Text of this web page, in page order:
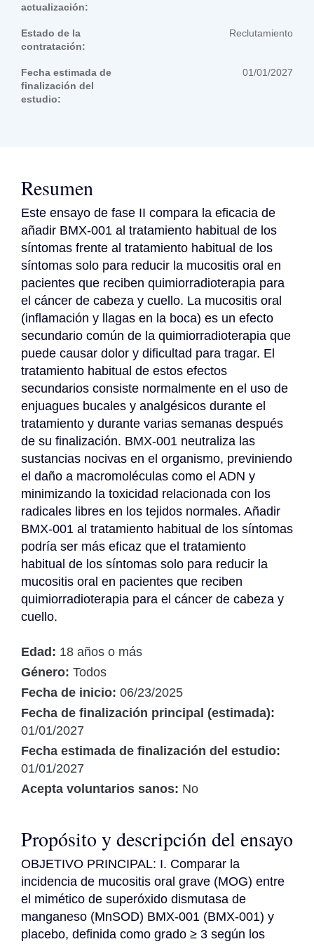
actualización:
Estado de la
contratación:
Reclutamiento
Fecha estimada de
finalización del
estudio:
01/01/2027
Resumen
Este ensayo de fase II compara la eficacia de
añadir BMX-001 al tratamiento habitual de los
síntomas frente al tratamiento habitual de los
síntomas solo para reducir la mucositis oral en
pacientes que reciben quimiorradioterapia para
el cáncer de cabeza y cuello. La mucositis oral
(inflamación y llagas en la boca) es un efecto
secundario común de la quimiorradioterapia que
puede causar dolor y dificultad para tragar. El
tratamiento habitual de estos efectos
secundarios consiste normalmente en el uso de
enjuagues bucales y analgésicos durante el
tratamiento y durante varias semanas después
de su finalización. BMX-001 neutraliza las
sustancias nocivas en el organismo, previniendo
el daño a macromoléculas como el ADN y
minimizando la toxicidad relacionada con los
radicales libres en los tejidos normales. Añadir
BMX-001 al tratamiento habitual de los síntomas
podría ser más eficaz que el tratamiento
habitual de los síntomas solo para reducir la
mucositis oral en pacientes que reciben
quimiorradioterapia para el cáncer de cabeza y
cuello.
Edad: 18 años o más
Género: Todos
Fecha de inicio: 06/23/2025
Fecha de finalización principal (estimada):
01/01/2027
Fecha estimada de finalización del estudio:
01/01/2027
Acepta voluntarios sanos: No
Propósito y descripción del ensayo
OBJETIVO PRINCIPAL: I. Comparar la
incidencia de mucositis oral grave (MOG) entre
el mimético de superóxido dismutasa de
manganeso (MnSOD) BMX-001 (BMX-001) y
placebo, definida como grado ≥ 3 según los